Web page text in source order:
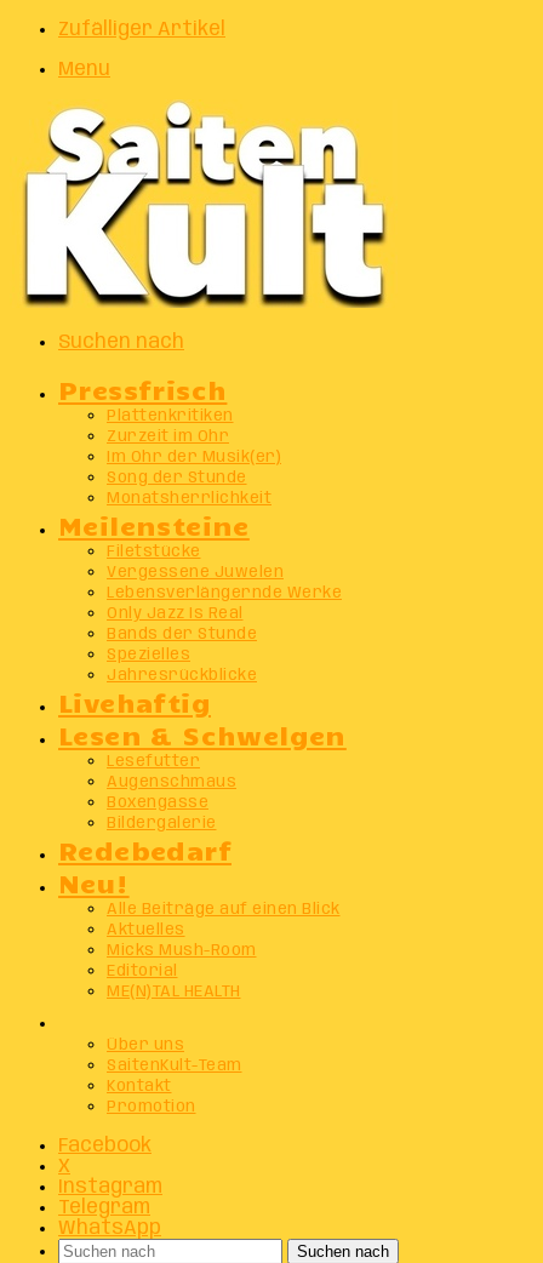
Zufälliger Artikel
Menu
Suchen nach
Pressfrisch
Plattenkritiken
Zurzeit im Ohr
Im Ohr der Musik(er)
Song der Stunde
Monatsherrlichkeit
Meilensteine
Filetstücke
Vergessene Juwelen
Lebensverlängernde Werke
Only Jazz Is Real
Bands der Stunde
Spezielles
Jahresrückblicke
Livehaftig
Lesen & Schwelgen
Lesefutter
Augenschmaus
Boxengasse
Bildergalerie
Redebedarf
Neu!
Alle Beiträge auf einen Blick
Aktuelles
Micks Mush-Room
Editorial
ME(N)TAL HEALTH
Über uns
SaitenKult-Team
Kontakt
Promotion
Facebook
X
Instagram
Telegram
WhatsApp
Suchen nach